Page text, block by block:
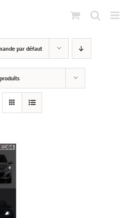
par défaut